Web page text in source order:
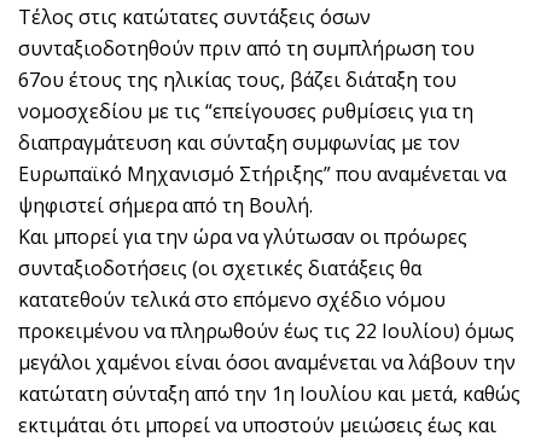
Τέλος στις κατώτατες συντάξεις όσων
συνταξιοδοτηθούν πριν από τη συμπλήρωση του
67ου έτους της ηλικίας τους, βάζει διάταξη του
νομοσχεδίου με τις “επείγουσες ρυθμίσεις για τη
διαπραγμάτευση και σύνταξη συμφωνίας με τον
Ευρωπαϊκό Μηχανισμό Στήριξης” που αναμένεται να
ψηφιστεί σήμερα από τη Βουλή.
Και μπορεί για την ώρα να γλύτωσαν οι πρόωρες
συνταξιοδοτήσεις (οι σχετικές διατάξεις θα
κατατεθούν τελικά στο επόμενο σχέδιο νόμου
προκειμένου να πληρωθούν έως τις 22 Ιουλίου) όμως
μεγάλοι χαμένοι είναι όσοι αναμένεται να λάβουν την
κατώτατη σύνταξη από την 1η Ιουλίου και μετά, καθώς
εκτιμάται ότι μπορεί να υποστούν μειώσεις έως και